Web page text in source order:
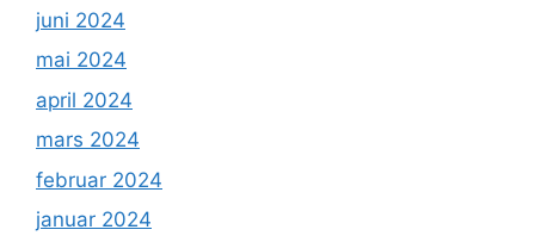
juni 2024
mai 2024
april 2024
mars 2024
februar 2024
januar 2024